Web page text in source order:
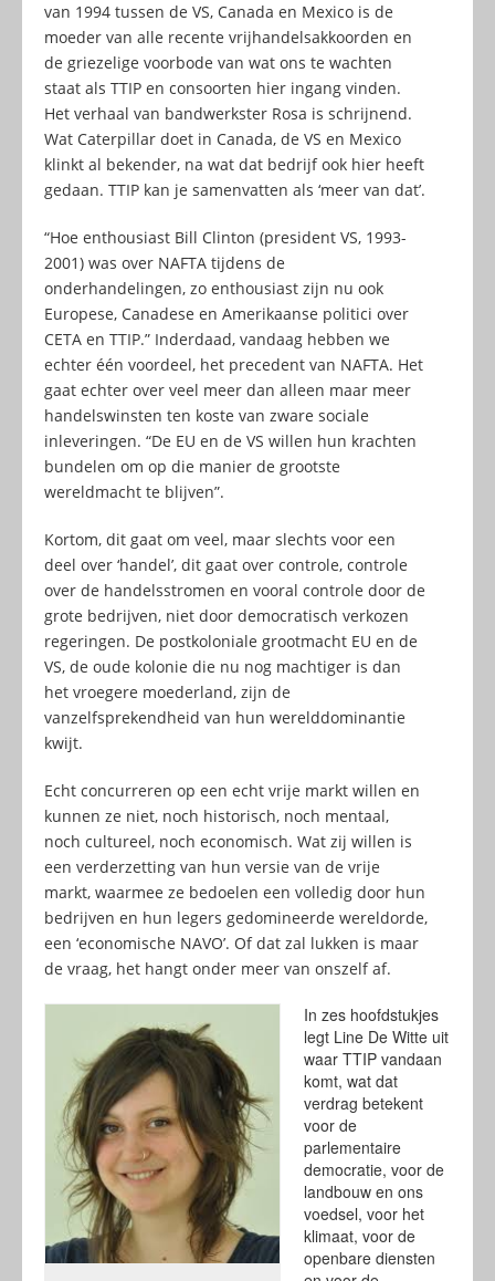
van 1994 tussen de VS, Canada en Mexico is de
moeder van alle recente vrijhandelsakkoorden en
de griezelige voorbode van wat ons te wachten
staat als TTIP en consoorten hier ingang vinden.
Het verhaal van bandwerkster Rosa is schrijnend.
Wat Caterpillar doet in Canada, de VS en Mexico
klinkt al bekender, na wat dat bedrijf ook hier heeft
gedaan. TTIP kan je samenvatten als ‘meer van dat’.
“Hoe enthousiast Bill Clinton (president VS, 1993-
2001) was over NAFTA tijdens de
onderhandelingen, zo enthousiast zijn nu ook
Europese, Canadese en Amerikaanse politici over
CETA en TTIP.” Inderdaad, vandaag hebben we
echter één voordeel, het precedent van NAFTA. Het
gaat echter over veel meer dan alleen maar meer
handelswinsten ten koste van zware sociale
inleveringen. “De EU en de VS willen hun krachten
bundelen om op die manier de grootste
wereldmacht te blijven”.
Kortom, dit gaat om veel, maar slechts voor een
deel over ‘handel’, dit gaat over controle, controle
over de handelsstromen en vooral controle door de
grote bedrijven, niet door democratisch verkozen
regeringen. De postkoloniale grootmacht EU en de
VS, de oude kolonie die nu nog machtiger is dan
het vroegere moederland, zijn de
vanzelfsprekendheid van hun werelddominantie
kwijt.
Echt concurreren op een echt vrije markt willen en
kunnen ze niet, noch historisch, noch mentaal,
noch cultureel, noch economisch. Wat zij willen is
een verderzetting van hun versie van de vrije
markt, waarmee ze bedoelen een volledig door hun
bedrijven en hun legers gedomineerde wereldorde,
een ‘economische NAVO’. Of dat zal lukken is maar
de vraag, het hangt onder meer van onszelf af.
In zes hoofdstukjes
legt Line De Witte uit
waar TTIP vandaan
komt, wat dat
verdrag betekent
voor de
parlementaire
democratie, voor de
landbouw en ons
voedsel, voor het
klimaat, voor de
openbare diensten